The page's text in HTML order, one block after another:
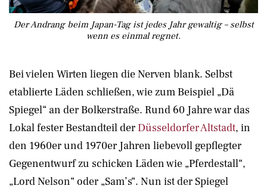
Der Andrang beim Japan-Tag ist jedes Jahr gewaltig – selbst
wenn es einmal regnet.
Bei vielen Wirten liegen die Nerven blank. Selbst
etablierte Läden schließen, wie zum Beispiel „Dä
Spiegel“ an der Bolkerstraße. Rund 60 Jahre war das
Lokal fester Bestandteil der Düsseldorfer Altstadt, in
den 1960er und 1970er Jahren liebevoll gepflegter
Gegenentwurf zu schicken Läden wie „Pferdestall“,
„Lord Nelson“ oder „Sam’s“. Nun ist der Spiegel